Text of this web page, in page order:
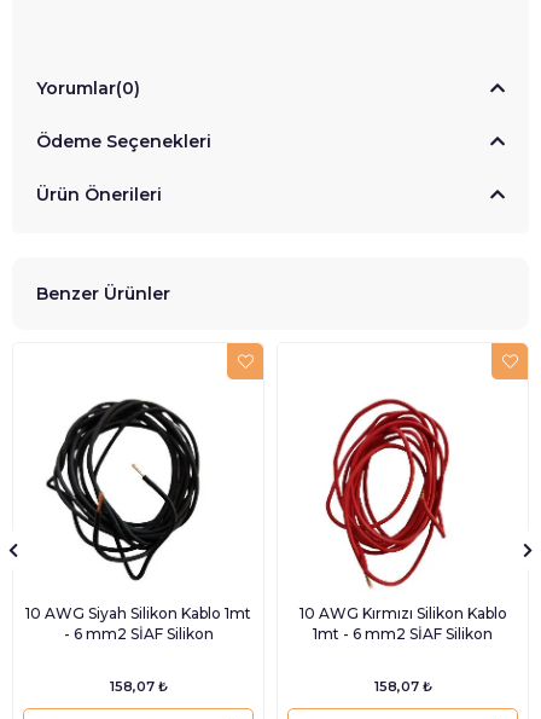
Yorumlar(0)
Ödeme Seçenekleri
Ürün Önerileri
Benzer Ürünler
10 AWG Siyah Silikon Kablo 1mt
- 6 mm2 SİAF Silikon
158,07 ₺
10 AWG Kırmızı Silikon Kablo
1mt - 6 mm2 SİAF Silikon
158,07 ₺